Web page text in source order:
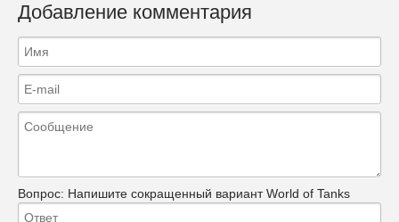
Добавление комментария
Вопрос: Напишите сокращенный вариант World of Tanks